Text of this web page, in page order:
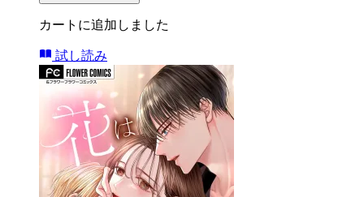
カートに追加しました
試し読み